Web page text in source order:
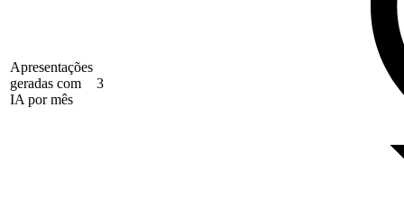
Apresentações
geradas com
IA por mês
3